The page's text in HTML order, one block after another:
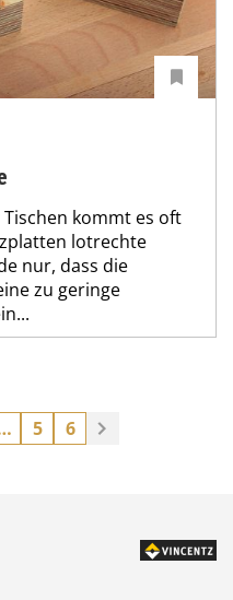
kommt es oft
lotrechte
nur, dass die
zu geringe
5 6